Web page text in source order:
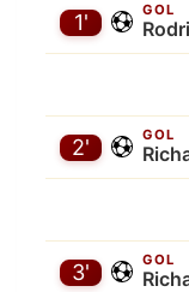
GOL
1'
GOL
2'
GOL
3'